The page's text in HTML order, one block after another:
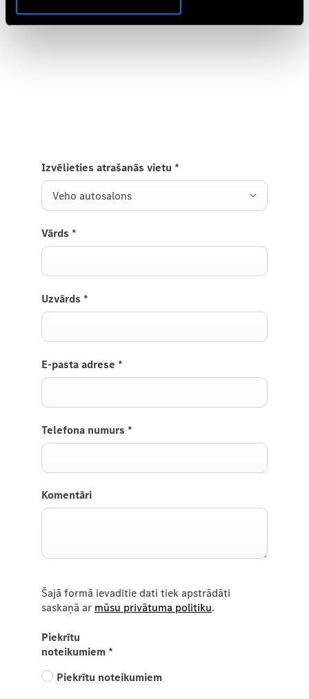
Izmēģiniet jauno elektrisko GLB.
Izvēlieties atrašanās vietu *
Veho autosalons
Vārds *
Uzvārds *
E-pasta adrese *
Telefona numurs *
Komentāri
Šajā formā ievadītie dati tiek apstrādāti
saskaņā ar mūsu privātuma politiku.
Piekrītu
noteikumiem *
Piekrītu noteikumiem